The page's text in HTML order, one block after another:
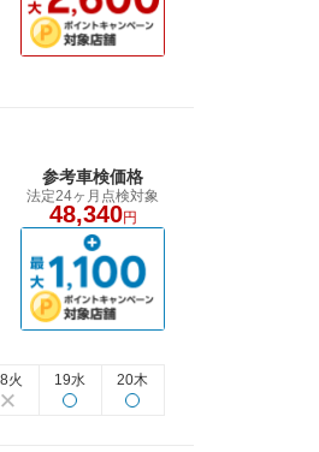
参考車検価格
法定24ヶ月点検対象
48,340円
火 19水 20木